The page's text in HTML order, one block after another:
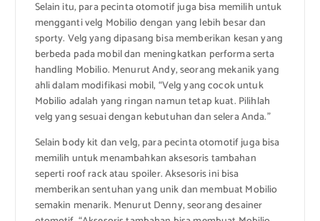
Selain itu, para pecinta otomotif juga bisa memilih untuk
mengganti velg Mobilio dengan yang lebih besar dan
sporty. Velg yang dipasang bisa memberikan kesan yang
berbeda pada mobil dan meningkatkan performa serta
handling Mobilio. Menurut Andy, seorang mekanik yang
ahli dalam modifikasi mobil, “Velg yang cocok untuk
Mobilio adalah yang ringan namun tetap kuat. Pilihlah
velg yang sesuai dengan kebutuhan dan selera Anda.”
Selain body kit dan velg, para pecinta otomotif juga bisa
memilih untuk menambahkan aksesoris tambahan
seperti roof rack atau spoiler. Aksesoris ini bisa
memberikan sentuhan yang unik dan membuat Mobilio
semakin menarik. Menurut Denny, seorang desainer